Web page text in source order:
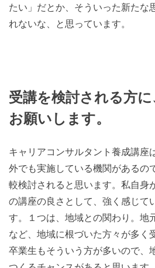
たい」だとか、そういった新たな
れないな、と思っています。
受講を検討される方
お願いします。
キャリアコンサルタント養成講座
外でも実施している機関があるの
較検討されると思います。私自身
の講座の良さとして、強く感じて
す。１つは、地域との関わり。地
など、地域に根づいた方々が多く
卒業生もそういう方が多いので、